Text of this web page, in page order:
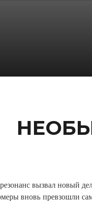
вызвал новый
вновь превзошли